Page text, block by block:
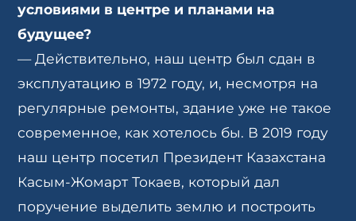
условиями в центре и планами на
будущее?
— Действительно, наш центр был сдан в
эксплуатацию в 1972 году, и, несмотря на
регулярные ремонты, здание уже не такое
современное, как хотелось бы. В 2019 году
наш центр посетил Президент Казахстана
Касым-Жомарт Токаев, который дал
поручение выделить землю и построить